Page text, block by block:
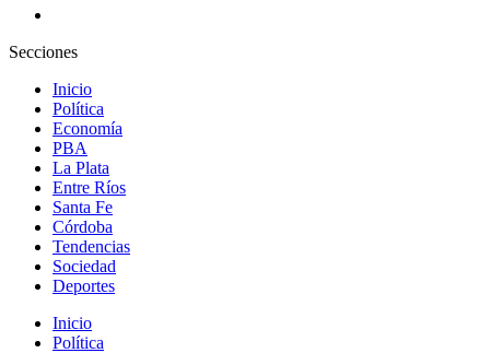
Secciones
Inicio
Política
Economía
PBA
La Plata
Entre Ríos
Santa Fe
Córdoba
Tendencias
Sociedad
Deportes
Inicio
Política